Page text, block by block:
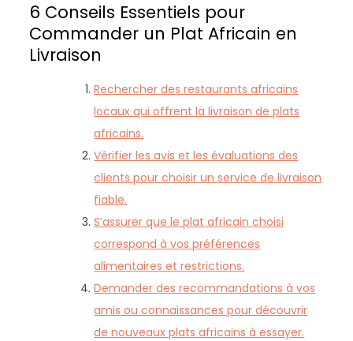
6 Conseils Essentiels pour
Commander un Plat Africain en
Livraison
Rechercher des restaurants africains
locaux qui offrent la livraison de plats
africains.
Vérifier les avis et les évaluations des
clients pour choisir un service de livraison
fiable.
S’assurer que le plat africain choisi
correspond à vos préférences
alimentaires et restrictions.
Demander des recommandations à vos
amis ou connaissances pour découvrir
de nouveaux plats africains à essayer.